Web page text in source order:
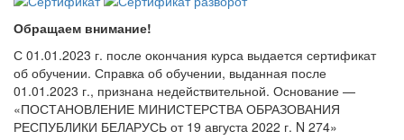
Обращаем внимание!
С 01.01.2023 г. после окончания курса выдается сертификат
об обучении. Справка об обучении, выданная после
01.01.2023 г., признана недействительной. Основание —
«ПОСТАНОВЛЕНИЕ МИНИСТЕРСТВА ОБРАЗОВАНИЯ
РЕСПУБЛИКИ БЕЛАРУСЬ от 19 августа 2022 г. N 274»